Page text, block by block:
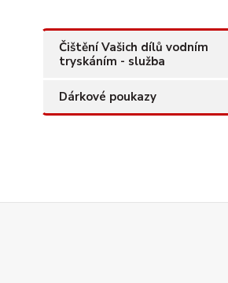
Čištění Vašich dílů vodním
tryskáním - služba
Dárkové poukazy